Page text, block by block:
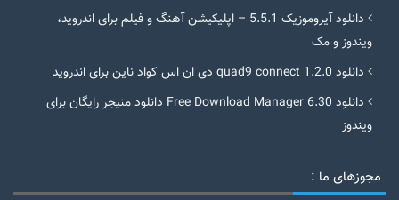
دانلود آیروموزیک 5.5.1 – اپلیکیشن آهنگ و فیلم برای اندروید،
ویندوز و مک
دانلود quad9 connect 1.2.0 دی ان اس کواد ناین برای اندروید
دانلود Free Download Manager 6.30 دانلود منیجر رایگان برای
ویندوز
مجوزهای ما :